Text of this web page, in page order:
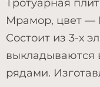
Тротуарная
Мрамор, цвет —
Состоит из 3-х
выкладываются
рядами.